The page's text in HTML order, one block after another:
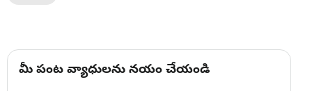
మీ పంట వ్యాధులను నయం చేయండి